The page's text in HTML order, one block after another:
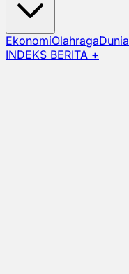
EkonomiOlahragaDunia
INDEKS BERITA +